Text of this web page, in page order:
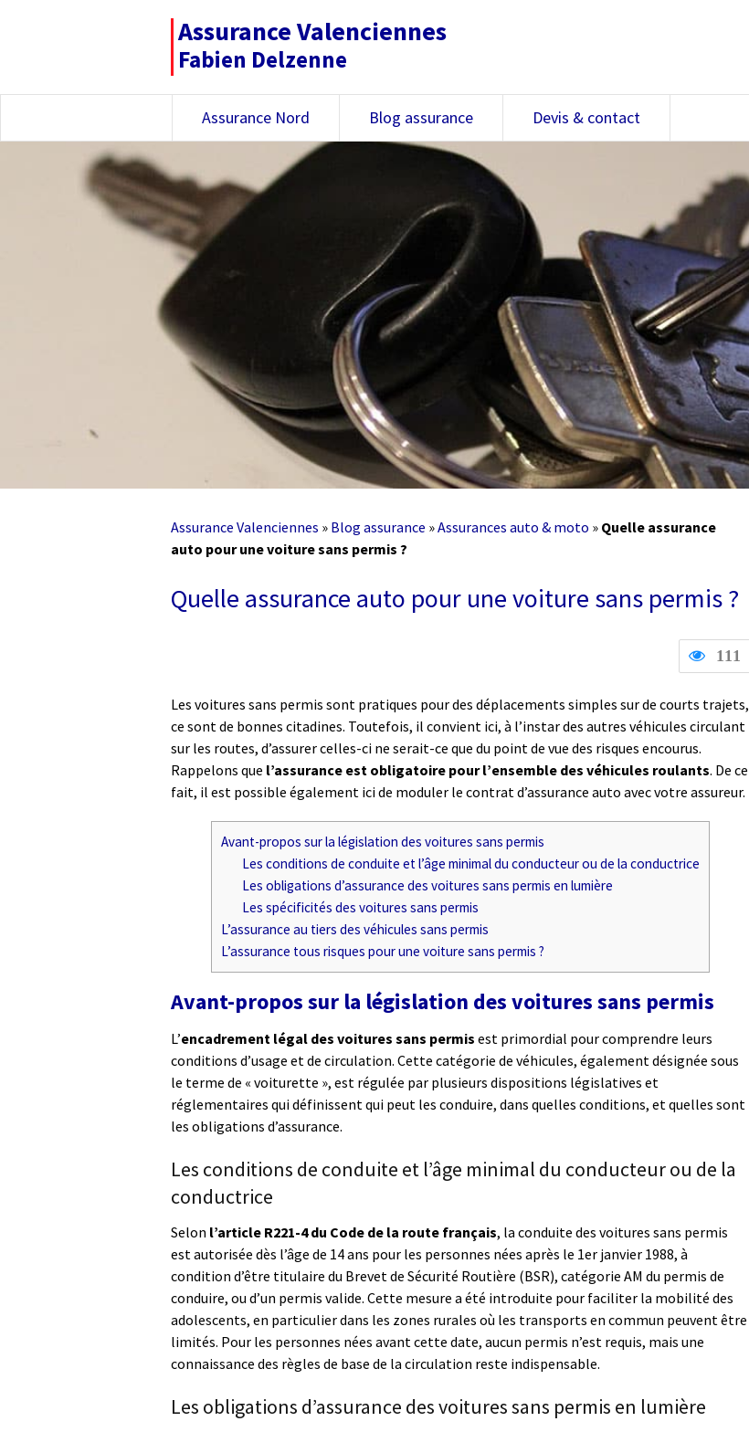
Assurance Valenciennes
Fabien Delzenne
Assurance Nord Blog assurance Devis & contact
Assurance Valenciennes » Blog assurance »Assurances auto & moto » Quelle assurance
auto pour une voiture sans permis ?
Quelle assurance auto pour une voiture sans permis ?
111
Les voitures sans permis sont pratiques pour des déplacements simples sur de courts trajets,
ce sont de bonnes citadines. Toutefois, il convient ici, à l’instar des autres véhicules circulant
sur les routes, d’assurer celles-ci ne serait-ce que du point de vue des risques encourus.
Rappelons que l’assurance est obligatoire pour l’ensemble des véhicules roulants. De ce
fait, il est possible également ici de moduler le contrat d’assurance auto avec votre assureur.
Avant-propos sur la législation des voitures sans permis
Les conditions de conduite et l’âge minimal du conducteur ou de la conductrice
Les obligations d’assurance des voitures sans permis en lumière
Les spécificités des voitures sans permis
L’assurance au tiers des véhicules sans permis
L’assurance tous risques pour une voiture sans permis ?
Avant-propos sur la législation des voitures sans permis
L’encadrement légal des voitures sans permis est primordial pour comprendre leurs
conditions d’usage et de circulation. Cette catégorie de véhicules, également désignée sous
le terme de « voiturette », est régulée par plusieurs dispositions législatives et
réglementaires qui définissent qui peut les conduire, dans quelles conditions, et quelles sont
les obligations d’assurance.
Les conditions de conduite et l’âge minimal du conducteur ou de la
conductrice
Selon l’article R221-4 du Code de la route français, la conduite des voitures sans permis
est autorisée dès l’âge de 14 ans pour les personnes nées après le 1er janvier 1988, à
condition d’être titulaire du Brevet de Sécurité Routière (BSR), catégorie AM du permis de
conduire, ou d’un permis valide. Cette mesure a été introduite pour faciliter la mobilité des
adolescents, en particulier dans les zones rurales où les transports en commun peuvent être
limités. Pour les personnes nées avant cette date, aucun permis n’est requis, mais une
connaissance des règles de base de la circulation reste indispensable.
Les obligations d’assurance des voitures sans permis en lumière